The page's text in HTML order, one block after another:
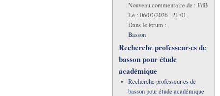
Nouveau commentaire de : FdB
Le : 06/04/2026 - 21:01
Dans le forum :
Basson
Recherche professeur·es de
basson pour étude
académique
Recherche professeur·es de
basson pour étude académique